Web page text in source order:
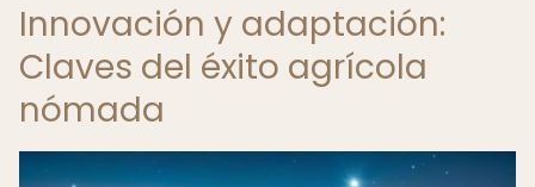
Innovación y adaptación:
Claves del éxito agrícola
nómada